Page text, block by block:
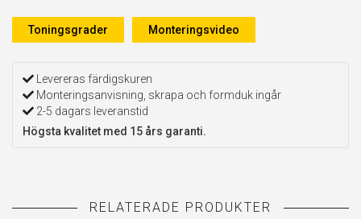
Toningsgrader Monteringsvideo
Levereras färdigskuren
Monteringsanvisning, skrapa och formduk ingår
2-5 dagars leveranstid
Högsta kvalitet med 15 års garanti.